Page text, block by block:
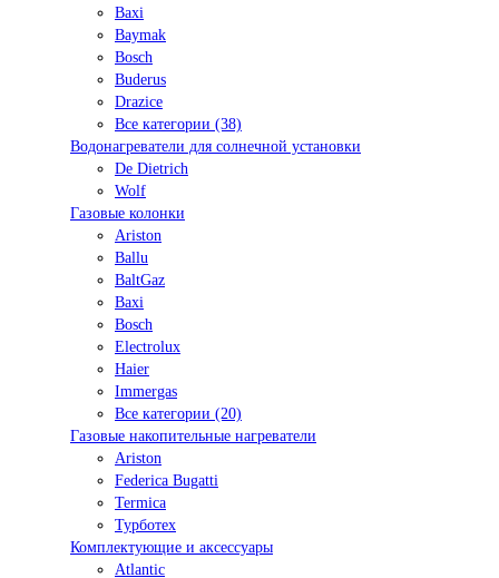
Baxi
Baymak
Bosch
Buderus
Drazice
Все категории (38)
Водонагреватели для солнечной установки
De Dietrich
Wolf
Газовые колонки
Ariston
Ballu
BaltGaz
Baxi
Bosсh
Electrolux
Haier
Immergas
Все категории (20)
Газовые накопительные нагреватели
Ariston
Federica Bugatti
Termica
Турботех
Комплектующие и аксессуары
Atlantic